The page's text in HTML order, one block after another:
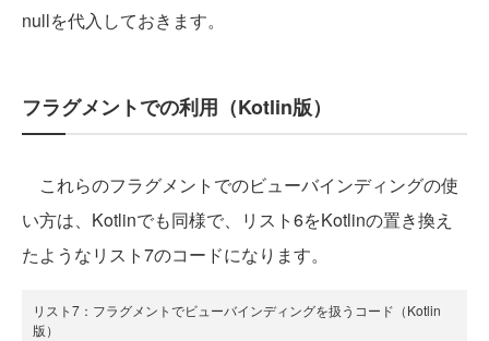
nullを代入しておきます。
フラグメントでの利用（Kotlin版）
これらのフラグメントでのビューバインディングの使
い方は、Kotlinでも同様で、リスト6をKotlinの置き換え
たようなリスト7のコードになります。
リスト7：フラグメントでビューバインディングを扱うコード（Kotlin
版）